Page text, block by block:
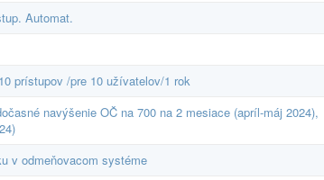
Automat.
prístupov /pre 10 užívatelov/1 rok
navýšenie OČ na 700 na 2 mesiace (apríl-máj 2024),
v odmeňovacom systéme